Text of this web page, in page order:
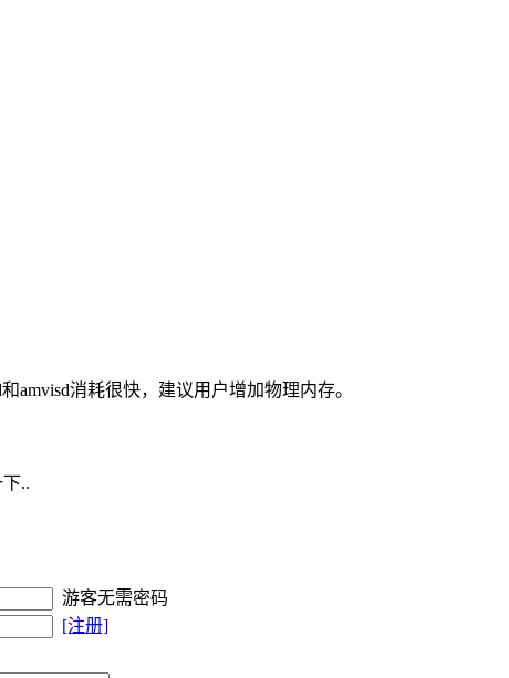
amvisd消耗很快，建议用户增加物理内存。
..
游客无需密码
[注册]